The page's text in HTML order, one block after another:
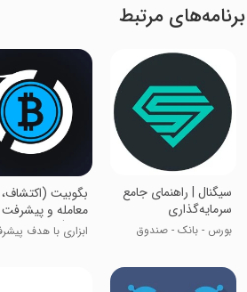
برنامه‌های مرتبط
سیگنال | راهنمای جامع
سرمایه‌گذاری
بورس - بانک - صندوق
بگوبیت (اکتشاف،
معامله و پیشرفت
کنید!)
ابزاری با هدف